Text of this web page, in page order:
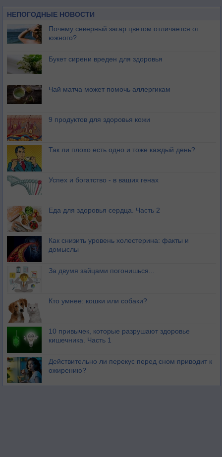
НЕПОГОДНЫЕ НОВОСТИ
Почему северный загар цветом отличается от
южного?
Букет сирени вреден для здоровья
Чай матча может помочь аллергикам
9 продуктов для здоровья кожи
Так ли плохо есть одно и тоже каждый день?
Успех и богатство - в ваших генах
Еда для здоровья сердца. Часть 2
Как снизить уровень холестерина: факты и
домыслы
За двумя зайцами погонишься...
Кто умнее: кошки или собаки?
10 привычек, которые разрушают здоровье
кишечника. Часть 1
Действительно ли перекус перед сном приводит к
ожирению?